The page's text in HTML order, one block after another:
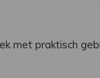
met praktisch